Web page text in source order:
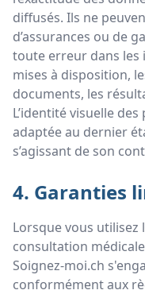
diffusés. Ils ne
d’assurances ou de
toute erreur dans
mises à disposition,
documents, les
L’identité visuelle
adaptée au dernier
s’agissant de son
4. Garanties
Lorsque vous
consultation
Soignez-moi.ch
conformément aux